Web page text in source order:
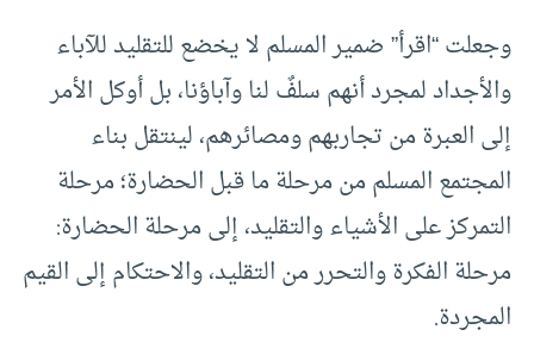
وجعلت “اقرأ” ضمير المسلم لا يخضع للتقليد للآباء
والأجداد لمجرد أنهم سلفٌ لنا وآباؤنا، بل أوكل الأمر
إلى العبرة من تجاربهم ومصائرهم، لينتقل بناء
المجتمع المسلم من مرحلة ما قبل الحضارة؛ مرحلة
التمركز على الأشياء والتقليد، إلى مرحلة الحضارة:
مرحلة الفكرة والتحرر من التقليد، والاحتكام إلى القيم
المجردة.